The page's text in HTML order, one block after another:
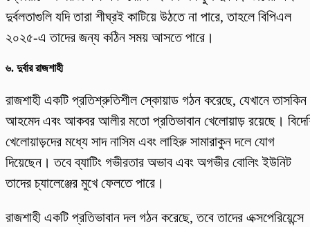
দুর্বলতাগুলি যদি তারা শীঘ্রই কাটিয়ে উঠতে না পারে, তাহলে বিপিএল
২০২৫-এ তাদের জন্য কঠিন সময় আসতে পারে।
৬. দুর্বার রাজশাহী
রাজশাহী একটি প্রতিশ্রুতিশীল স্কোয়াড গঠন করেছে, যেখানে তাসকিন
আহমেদ এবং আকবর আলীর মতো প্রতিভাবান খেলোয়াড় রয়েছে।
খেলোয়াড়দের মধ্যে সাদ নাসিম এবং লাহিরু সামারাকুন দলে যোগ
দিয়েছেন। তবে ব্যাটিং গভীরতার অভাব এবং অগভীর বোলিং ইউনিট
তাদের চ্যালেঞ্জের মুখে ফেলতে পারে।
রাজশাহী একটি প্রতিভাবান দল গঠন করেছে, তবে তাদের এক্সপেরিয়েন্সে